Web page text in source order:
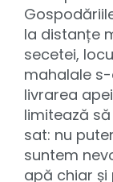
la distanțe
secetei,
mahalale
livrarea
limitează
sat: nu
suntem
apă chiar